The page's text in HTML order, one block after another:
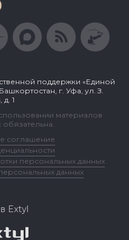
поддержки «Единой
г. Уфа, ул. З.
д. 1
материалов
обязательна.
соглашение
персональных данных
данных
Extyl